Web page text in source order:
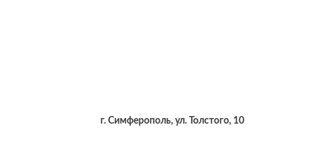
г. Симферополь, ул. Толстого, 10